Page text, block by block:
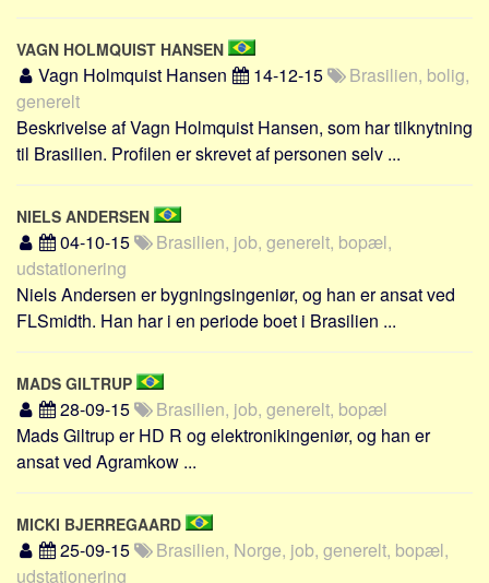
VAGN HOLMQUIST HANSEN
Vagn Holmquist Hansen 14-12-15
Brasilien, bolig,
generelt
Beskrivelse af Vagn Holmquist Hansen, som har tilknytning
til Brasilien. Profilen er skrevet af personen selv ...
NIELS ANDERSEN
04-10-15
Brasilien, job, generelt, bopæl,
udstationering
Niels Andersen er bygningsingeniør, og han er ansat ved
FLSmidth. Han har i en periode boet i Brasilien ...
MADS GILTRUP
28-09-15
Brasilien, job, generelt, bopæl
Mads Giltrup er HD R og elektronikingeniør, og han er
ansat ved Agramkow ...
MICKI BJERREGAARD
25-09-15
Brasilien, Norge, job, generelt, bopæl,
udstationering